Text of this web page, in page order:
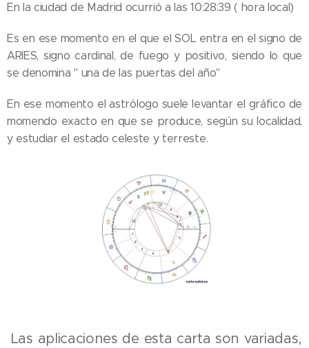
En la ciudad de Madrid ocurrió a las 10:28:39 ( hora local)
Es en ese momento en el que el SOL entra en el signo de
ARIES, signo cardinal, de fuego y positivo, siendo lo que
se denomina " una de las puertas del año"
En ese momento el astrólogo suele levantar el gráfico de
momendo exacto en que se produce, según su localidad,
y estudiar el estado celeste y terreste.
Las aplicaciones de esta carta son variadas,